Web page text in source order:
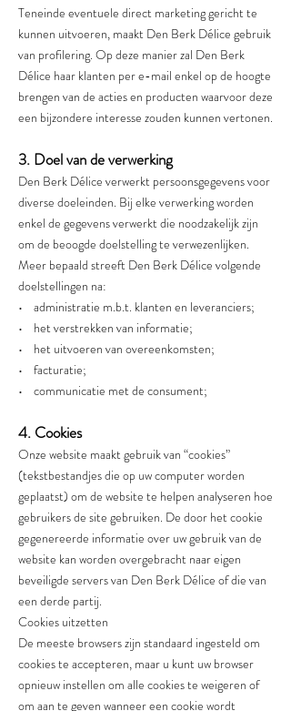
Teneinde eventuele direct marketing gericht te
kunnen uitvoeren, maakt Den Berk Délice gebruik
van profilering. Op deze manier zal Den Berk
Délice haar klanten per e-mail enkel op de hoogte
brengen van de acties en producten waarvoor deze
een bijzondere interesse zouden kunnen vertonen.
3. Doel van de verwerking
Den Berk Délice verwerkt persoonsgegevens voor
diverse doeleinden. Bij elke verwerking worden
enkel de gegevens verwerkt die noodzakelijk zijn
om de beoogde doelstelling te verwezenlijken.
Meer bepaald streeft Den Berk Délice volgende
doelstellingen na:
• administratie m.b.t. klanten en leveranciers;
• het verstrekken van informatie;
• het uitvoeren van overeenkomsten;
• facturatie;
• communicatie met de consument;
4. Cookies
Onze website maakt gebruik van “cookies”
(tekstbestandjes die op uw computer worden
geplaatst) om de website te helpen analyseren hoe
gebruikers de site gebruiken. De door het cookie
gegenereerde informatie over uw gebruik van de
website kan worden overgebracht naar eigen
beveiligde servers van Den Berk Délice of die van
een derde partij.
Cookies uitzetten
De meeste browsers zijn standaard ingesteld om
cookies te accepteren, maar u kunt uw browser
opnieuw instellen om alle cookies te weigeren of
om aan te geven wanneer een cookie wordt